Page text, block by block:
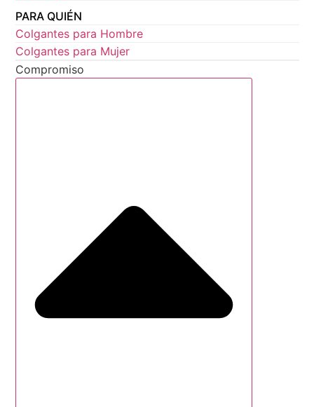
PARA QUIÉN
Colgantes para Hombre
Colgantes para Mujer
Compromiso